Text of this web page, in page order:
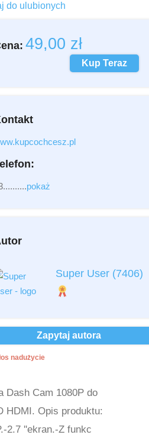
do ulubionych
49,00 zł
Kup Teraz
pokaż
Super User (7406)
Zapytaj autora
nadużycie
i akceptuję
Politykę
danych osobowych *
Dash Cam 1080P do
HDMI. Opis produktu:
2.7 ''ekran.-Z funkc